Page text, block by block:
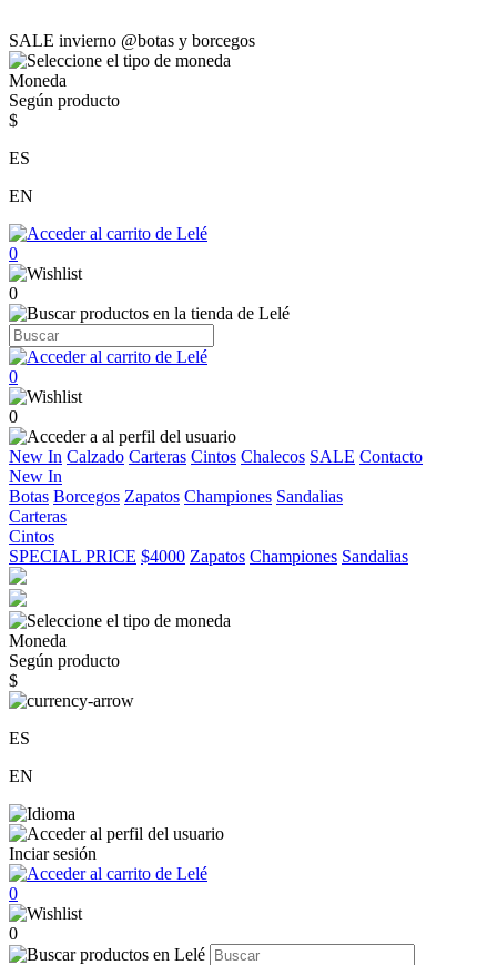
SALE invierno @botas y borcegos
Moneda
Según producto
$
ES
EN
0
0
0
0
New In Calzado Carteras Cintos Chalecos SALE Contacto
New In
Botas Borcegos Zapatos Championes Sandalias
Carteras
Cintos
SPECIAL PRICE $4000 Zapatos Championes Sandalias
Moneda
Según producto
$
ES
EN
Inciar sesión
0
0